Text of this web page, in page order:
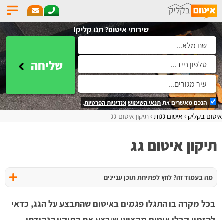
שירותי איטום? תנו קליק!
שליחה
הנכם מאשרים אתתנאי השימושומדיניות הפרטיות.
איטום בקליק איטום גגות תיקון איטום גג
תיקון איטום גג
מה בעמוד זה? לחץ לפתיחת תוכן עניינים
בכל מקרה בו התגלו פגמים באיטום שהתבצע על הגג, כדאי